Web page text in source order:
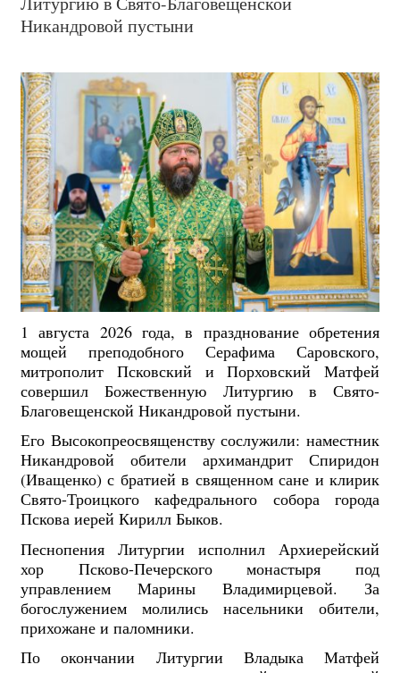
Никандровой пустыни
1 августа 2026 года, в празднование обретения
мощей преподобного Серафима Саровского,
митрополит Псковский и Порховский Матфей
совершил Божественную Литургию в Свято-
Благовещенской Никандровой пустыни.
Его Высокопреосвященству сослужили: наместник
Никандровой обители архимандрит Спиридон
(Иващенко) с братией в священном сане и клирик
Свято-Троицкого кафедрального собора города
Пскова иерей Кирилл Быков.
Песнопения Литургии исполнил Архиерейский
хор Псково-Печерского монастыря под
управлением Марины Владимирцевой. За
богослужением молились насельники обители,
прихожане и паломники.
По окончании Литургии Владыка Матфей